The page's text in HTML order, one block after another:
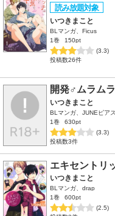
いつきまこと
BLマンガ、Ficus
1巻
150pt
(3.3)
投稿数26件
開発♂ムラム
いつきまこと
BLマンガ、JUNEピア
1巻
630pt
(3.3)
投稿数3件
エキセントリ
いつきまこと
BLマンガ、drap
1巻
600pt
(2.5)